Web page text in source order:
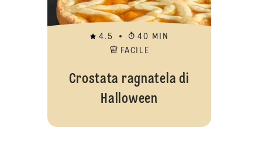
4.5
40 MIN
FACILE
Crostata ragnatela di
Halloween